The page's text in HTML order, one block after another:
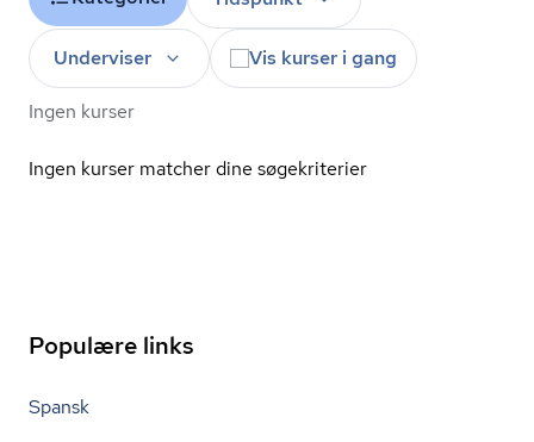
Underviser Vis kurser i gang
Ingen kurser
Ingen kurser matcher dine søgekriterier
Populære links
Spansk